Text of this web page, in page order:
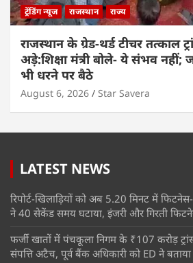
ट्रेंडिंग न्यूज राजस्थान राज्य
राजस्थान के ग्रेड-थर्ड टीचर तत्काल
अड़े:शिक्षा मंत्री बोले- ये संभव नहीं;
भी धरने पर बैठे
August 6, 2026 Star Savera
LATEST NEWS
रिपोर्ट-खिलाड़ियों को अब 5.20 मिनट में
ने 40 सेकेंड समय घटाया, इंजरी और गिरती
फर्जी खातों में पंचकूला निगम के ₹107 करोड़
संपत्ति अटैच, पूर्व बैंक अधिकारी को ED ने बताया